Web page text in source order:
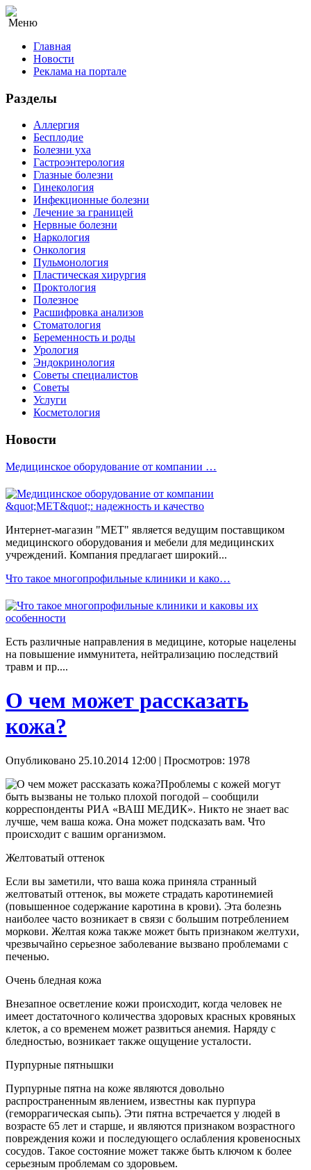
Меню
Главная
Новости
Реклама на портале
Разделы
Аллергия
Бесплодие
Болезни уха
Гастроэнтерология
Глазные болезни
Гинекология
Инфекционные болезни
Лечение за границей
Нервные болезни
Наркология
Онкология
Пульмонология
Пластическая хирургия
Проктология
Полезное
Расшифровка анализов
Стоматология
Беременность и роды
Урология
Эндокринология
Советы специалистов
Советы
Услуги
Косметология
Новости
Медицинское оборудование от компании …
Интернет-магазин "МЕТ" является ведущим поставщиком
медицинского оборудования и мебели для медицинских
учреждений. Компания предлагает широкий...
Что такое многопрофильные клиники и како…
Есть различные направления в медицине, которые нацелены
на повышение иммунитета, нейтрализацию последствий
травм и пр....
О чем может рассказать
кожа?
Опубликовано 25.10.2014 12:00 | Просмотров: 1978
Проблемы с кожей могут
быть вызваны не только плохой погодой – сообщили
корреспонденты РИА «ВАШ МЕДИК». Никто не знает вас
лучше, чем ваша кожа. Она может подсказать вам. Что
происходит с вашим организмом.
Желтоватый оттенок
Если вы заметили, что ваша кожа приняла странный
желтоватый оттенок, вы можете страдать каротинемией
(повышенное содержание каротина в крови). Эта болезнь
наиболее часто возникает в связи с большим потреблением
моркови. Желтая кожа также может быть признаком желтухи,
чрезвычайно серьезное заболевание вызвано проблемами с
печенью.
Очень бледная кожа
Внезапное осветление кожи происходит, когда человек не
имеет достаточного количества здоровых красных кровяных
клеток, а со временем может развиться анемия. Наряду с
бледностью, возникает также ощущение усталости.
Пурпурные пятнышки
Пурпурные пятна на коже являются довольно
распространенным явлением, известны как пурпура
(геморрагическая сыпь). Эти пятна встречается у людей в
возрасте 65 лет и старше, и являются признаком возрастного
повреждения кожи и последующего ослабления кровеносных
сосудов. Такое состояние может также быть ключом к более
серьезным проблемам со здоровьем.